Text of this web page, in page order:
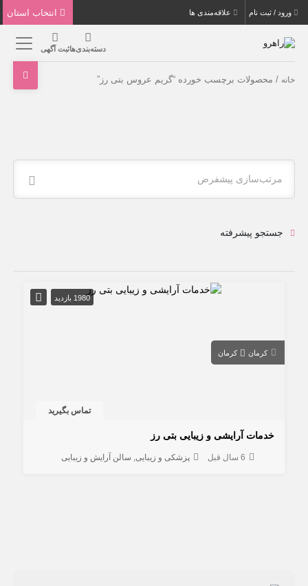
ورود / ثبت نام علاقه‌مندی ها
دسته‌بندی‌هاثبت آگهی
خانه / محصولات برچسب خورده “گریم عروس بتی رز”
مرتب‌سازی پیشفرض
جستجو پیشرفته
1980 بازدید
کرمان کرمان
تماس بگیرید
خدمات آرایشی و زیبایی بتی رز
6 سال قبل پزشکی و زیبایی سالن آرایش و زیبایی